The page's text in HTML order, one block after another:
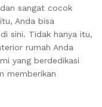
sangat cocok
Anda bisa
sini. Tidak hanya itu,
rumah Anda
yang berdedikasi
memberikan